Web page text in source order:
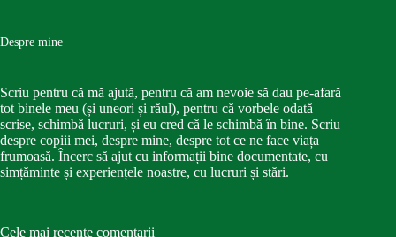
Despre mine
Scriu pentru că mă ajută, pentru că am nevoie să dau pe-afară
tot binele meu (și uneori și răul), pentru că vorbele odată
scrise, schimbă lucruri, și eu cred că le schimbă în bine. Scriu
despre copiii mei, despre mine, despre tot ce ne face viața
frumoasă. Încerc să ajut cu informații bine documentate, cu
simțăminte și experiențele noastre, cu lucruri și stări.
Cele mai recente comentarii